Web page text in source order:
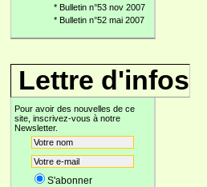
* Bulletin n°53 nov 2007
* Bulletin n°52 mai 2007
Lettre d'infos
Pour avoir des nouvelles de ce
site, inscrivez-vous à notre
Newsletter.
S'abonner